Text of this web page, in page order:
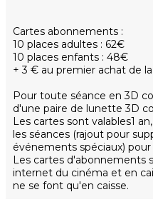
Cartes abonnements :
10 places adultes : 62€
10 places enfants : 48€
+ 3 € au premier achat de
Pour toute séance en 3D
d'une paire de lunette 3D
Les cartes sont valables1
les séances (rajout pour
événements spéciaux)
Les cartes d'abonnements
internet du cinéma et en
ne se font qu'en caisse.